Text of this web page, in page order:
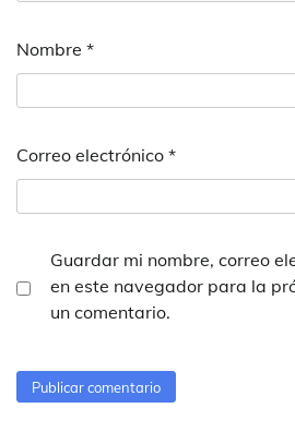
Nombre *
Correo electrónico *
Guardar mi nombre, correo
en este navegador para la
un comentario.